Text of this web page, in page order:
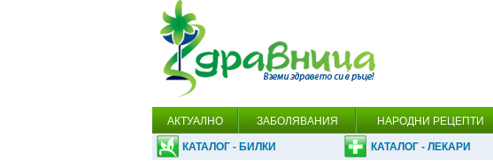
АКТУАЛНО ЗАБОЛЯВАНИЯ НАРОДНИ РЕЦЕПТИ
КАТАЛОГ - БИЛКИ КАТАЛОГ - ЛЕКАРИ